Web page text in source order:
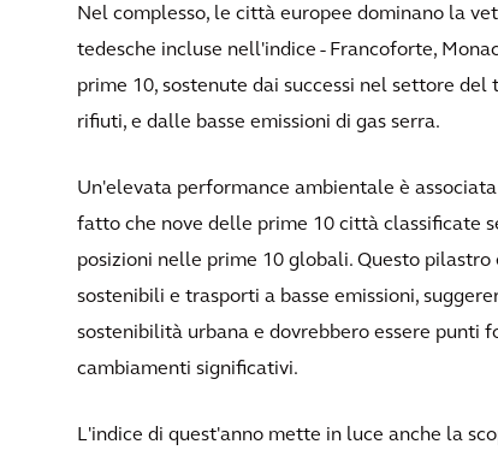
Nel complesso, le città europee dominano la
tedesche incluse nell'indice - Francoforte,
prime 10, sostenute dai successi nel settore
rifiuti, e dalle basse emissioni di gas serra.
Un'elevata performance ambientale è
fatto che nove delle prime 10 città classificate
posizioni nelle prime 10 globali. Questo
sostenibili e trasporti a basse emissioni,
sostenibilità urbana e dovrebbero essere punti
cambiamenti significativi.
L'indice di quest'anno mette in luce anche la